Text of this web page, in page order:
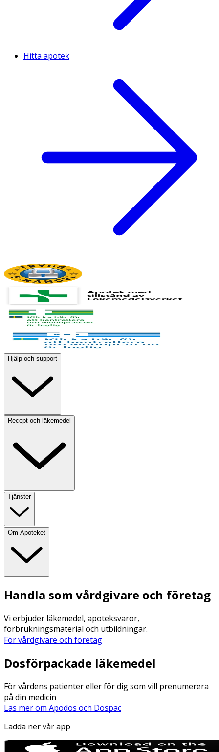
Hitta apotek
Hjälp och support
Recept och läkemedel
Tjänster
Om Apoteket
Handla som vårdgivare och företag
Vi erbjuder läkemedel, apoteksvaror,
förbrukningsmaterial och utbildningar.
För vårdgivare och företag
Dosförpackade läkemedel
För vårdens patienter eller för dig som vill prenumerera
på din medicin
Läs mer om Apodos och Dospac
Ladda ner vår app